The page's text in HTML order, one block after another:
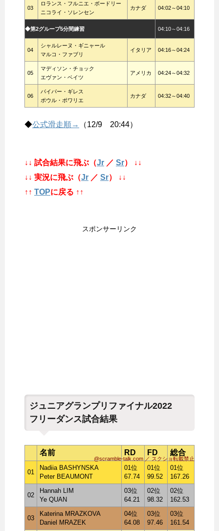
03
ロランス・フルニエ・ボードリー
ニコライ・ソレンセン
カナダ 04:02～04:10
◆第2グループ5分間練習 04:10～04:16
04
シャルレーヌ・ギニャール
マルコ・ファブリ
イタリア 04:16～04:24
05
マディソン・チョック
エヴァン・ベイツ
アメリカ 04:24～04:32
06
パイパー・ギレス
ポウル・ポワリエ
カナダ 04:32～04:40
◆公式滑走順→ （12/9 20:44）
↓↓ 試合結果に飛ぶ（Jr ／ Sr） ↓↓
↓↓ 実況に飛ぶ（Jr ／ Sr） ↓↓
↑↑ TOPに戻る ↑↑
スポンサーリンク
ジュニアグランプリファイナル2022
フリーダンス試合結果
@scramble-talk.com ／ スクショ転載禁止
名前 RD FD 総合
01
Nadiia BASHYNSKA
Peter BEAUMONT
01位
67.74
01位
99.52
01位
167.26
02
Hannah LIM
Ye QUAN
03位
64.21
02位
98.32
02位
162.53
03
Katerina MRAZKOVA
Daniel MRAZEK
04位
64.08
03位
97.46
03位
161.54